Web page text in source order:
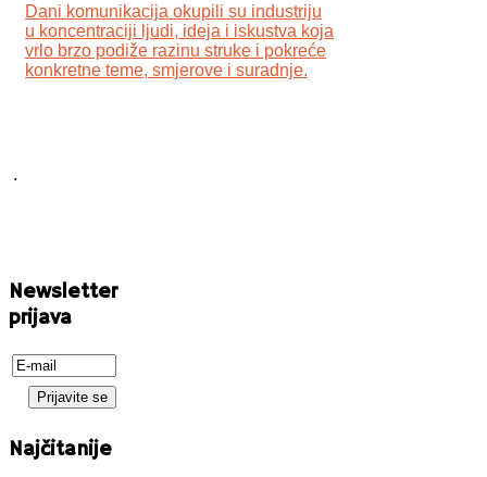
Dani komunikacija okupili su industriju
u koncentraciji ljudi, ideja i iskustva koja
vrlo brzo podiže razinu struke i pokreće
konkretne teme, smjerove i suradnje.
.
Newsletter
prijava
Najčitanije